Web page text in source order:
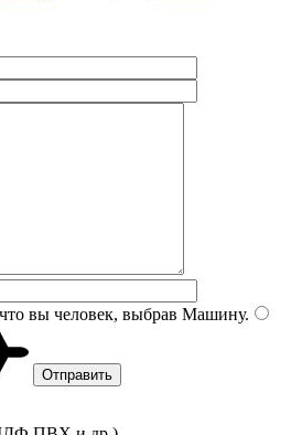
вы человек, выбрав Машину.